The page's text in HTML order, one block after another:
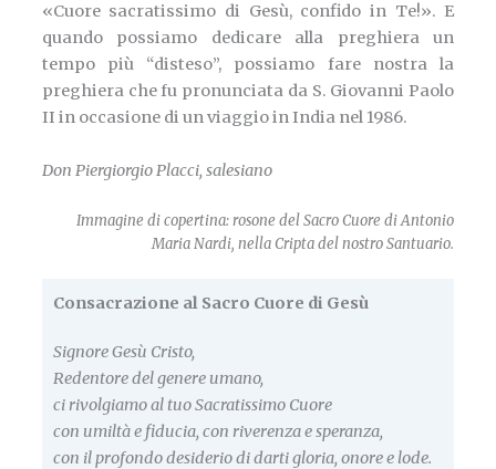
«Cuore sacratissimo di Gesù, confido in Te!». E
quando possiamo dedicare alla preghiera un
tempo più “disteso”, possiamo fare nostra la
preghiera che fu pronunciata da S. Giovanni Paolo
II in occasione di un viaggio in India nel 1986.
Don Piergiorgio Placci, salesiano
Immagine di copertina: rosone del Sacro Cuore di Antonio
Maria Nardi, nella Cripta del nostro Santuario.
Consacrazione al Sacro Cuore di Gesù
Signore Gesù Cristo,
Redentore del genere umano,
ci rivolgiamo al tuo Sacratissimo Cuore
con umiltà e fiducia, con riverenza e speranza,
con il profondo desiderio di darti gloria, onore e lode.